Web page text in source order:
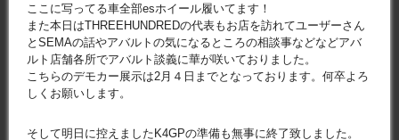
ここに写ってる車全部esホイール履いてます！
また本日はTHREEHUNDREDの代表もお店を訪れてユーザーさん
とSEMAの話やアバルトの気になるところの相談事などなどアバ
ルト店舗各所でアバルト談義に華が咲いておりました。
こちらのデモカー展示は2月４日までとなっております。何卒よろ
しくお願いします。
そして明日に控えましたK4GPの準備も無事に終了致しました。